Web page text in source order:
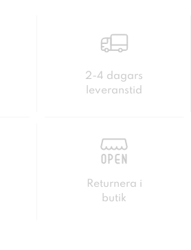
2-4 dagars
leveranstid
Returnera i
butik